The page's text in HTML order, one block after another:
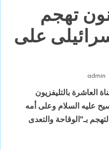
تهجم
على
admin
العاشرة بالتليفزيون
عليه السلام وعلى أمه
بـ"الوقاحة والتعدى